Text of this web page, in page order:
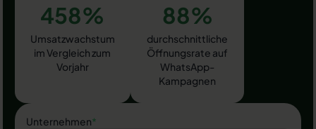
458%
Umsatzwachstum
im Vergleich zum
Vorjahr
88%
durchschnittliche
Öffnungsrate auf
WhatsApp-
Kampagnen
Unternehmen*